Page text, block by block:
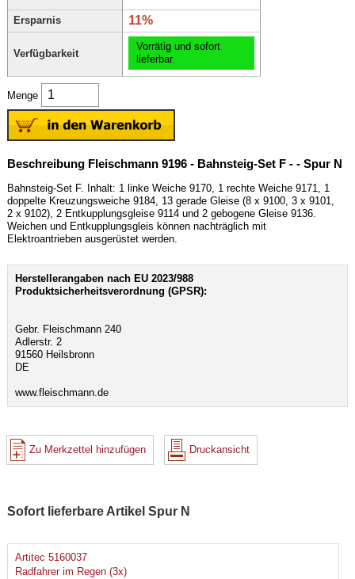
Ersparnis 11%
Verfügbarkeit
Vorrätig und sofort
lieferbar.
Menge
Beschreibung Fleischmann 9196 - Bahnsteig-Set F - - Spur N
Bahnsteig-Set F. Inhalt: 1 linke Weiche 9170, 1 rechte Weiche 9171, 1
doppelte Kreuzungsweiche 9184, 13 gerade Gleise (8 x 9100, 3 x 9101,
2 x 9102), 2 Entkupplungsgleise 9114 und 2 gebogene Gleise 9136.
Weichen und Entkupplungsgleis können nachträglich mit
Elektroantrieben ausgerüstet werden.
Herstellerangaben nach EU 2023/988
Produktsicherheitsverordnung (GPSR):
Gebr. Fleischmann 240
Adlerstr. 2
91560 Heilsbronn
DE
www.fleischmann.de
Zu Merkzettel hinzufügen Druckansicht
Sofort lieferbare Artikel Spur N
Artitec 5160037
Radfahrer im Regen (3x)